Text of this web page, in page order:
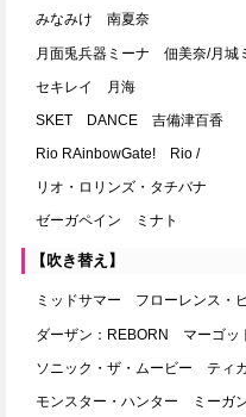
みなみけ 南夏奈
月面兎兵器ミーナ 佃美奈/月城
セキレイ 月海
SKET DANCE 吉備津百香
Rio RAinbowGate! Rio /
リオ・ロリンズ・タチバナ
ゼーガペイン ミナト
【吹き替え】
ミッドサマー フローレンス・
ダーザン：REBORN マーゴッ
ソニック・ザ・ムービー ティ
モンスター・ハンター ミーガ